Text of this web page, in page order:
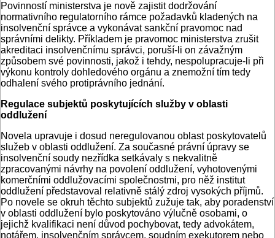
Povinností ministerstva je nově zajistit dodržování
normativního regulatorního rámce požadavků kladených na
insolvenční správce a vykonávat sankční pravomoc nad
správními delikty. Příkladem je pravomoc ministerstva zrušit
akreditaci insolvenčnímu správci, poruší-li on závažným
způsobem své povinnosti, jakož i tehdy, nespolupracuje-li při
výkonu kontroly dohledového orgánu a znemožní tím tedy
odhalení svého protiprávního jednání.
Regulace subjektů poskytujících služby v oblasti
oddlužení
Novela upravuje i dosud neregulovanou oblast poskytovatelů
služeb v oblasti oddlužení. Za současné právní úpravy se
insolvenční soudy nezřídka setkávaly s nekvalitně
zpracovanými návrhy na povolení oddlužení, vyhotovenými
komerčními oddlužovacími společnostmi, pro něž institut
oddlužení představoval relativně stálý zdroj vysokých příjmů.
Po novele se okruh těchto subjektů zužuje tak, aby poradenství
v oblasti oddlužení bylo poskytováno výlučně osobami, o
jejichž kvalifikaci není důvod pochybovat, tedy advokátem,
notářem, insolvenčním správcem, soudním exekutorem nebo